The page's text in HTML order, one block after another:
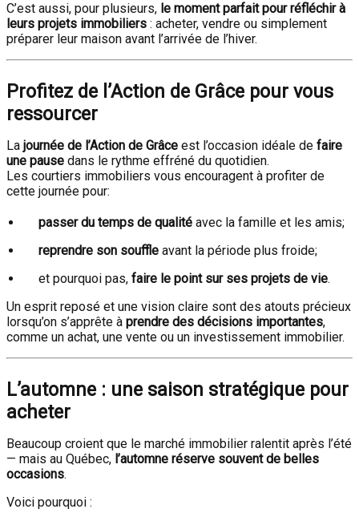
C’est aussi, pour plusieurs, le moment parfait pour réfléchir à
leurs projets immobiliers : acheter, vendre ou simplement
préparer leur maison avant l’arrivée de l’hiver.
Profitez de l’Action de Grâce pour vous
ressourcer
La journée de l’Action de Grâce est l’occasion idéale de faire
une pause dans le rythme effréné du quotidien.
Les courtiers immobiliers vous encouragent à profiter de
cette journée pour:
passer du temps de qualité avec la famille et les amis;
reprendre son souffle avant la période plus froide;
et pourquoi pas, faire le point sur ses projets de vie.
Un esprit reposé et une vision claire sont des atouts précieux
lorsqu’on s’apprête à prendre des décisions importantes,
comme un achat, une vente ou un investissement immobilier.
L’automne : une saison stratégique pour
acheter
Beaucoup croient que le marché immobilier ralentit après l’été
— mais au Québec, l’automne réserve souvent de belles
occasions.
Voici pourquoi :